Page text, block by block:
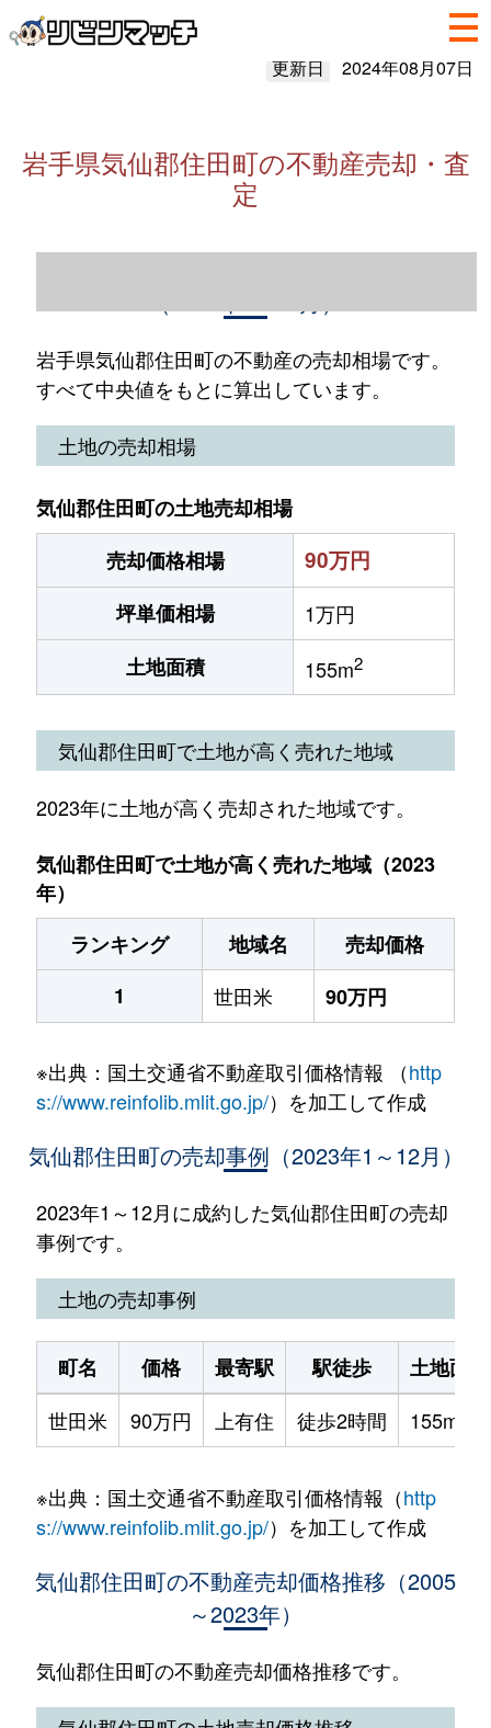
更新日 2024年08月07日
岩手県気仙郡住田町の不動産売却・査
定
岩手県気仙郡住田町の不動産の売却相場です。
すべて中央値をもとに算出しています。
土地の売却相場
気仙郡住田町の土地売却相場
売却価格相場
90万円
坪単価相場
1万円
土地面積
155m2
気仙郡住田町で土地が高く売れた地域
2023年に土地が高く売却された地域です。
気仙郡住田町で土地が高く売れた地域（2023
年）
ランキング
地域名
売却価格
1
世田米 90万円
※出典：国土交通省不動産取引価格情報 （http
s://www.reinfolib.mlit.go.jp/）を加工して作成
気仙郡住田町の売却事例（2023年1～12月）
2023年1～12月に成約した気仙郡住田町の売却
事例です。
土地の売却事例
町名 価格 最寄駅 駅徒歩
土地面積
世田米
90万円 上有住 徒歩2時間 155m²
※出典：国土交通省不動産取引価格情報（http
s://www.reinfolib.mlit.go.jp/）を加工して作成
気仙郡住田町の不動産売却価格推移（2005
～2023年）
気仙郡住田町の不動産売却価格推移です。